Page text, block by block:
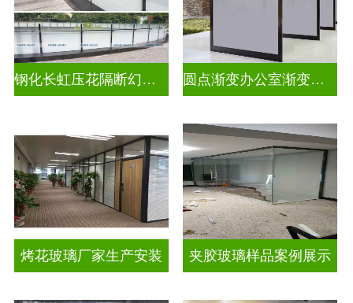
钢化长虹压花隔断幻彩炫彩渐变玻璃 圆点渐变办公室渐变隔断装饰玻璃
烤花玻璃厂家生产安装 夹胶玻璃样品案例展示